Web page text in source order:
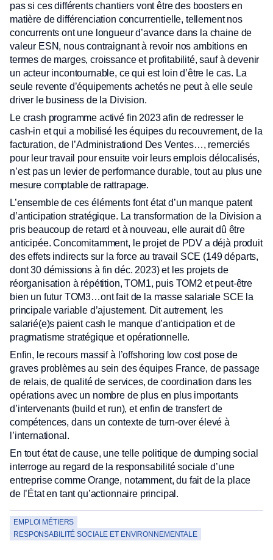
pas si ces différents chantiers vont être des boosters en
matière de différenciation concurrentielle, tellement nos
concurrents ont une longueur d’avance dans la chaine de
valeur ESN, nous contraignant à revoir nos ambitions en
termes de marges, croissance et profitabilité, sauf à devenir
un acteur incontournable, ce qui est loin d’être le cas. La
seule revente d’équipements achetés ne peut à elle seule
driver le business de la Division.
Le crash programme activé fin 2023 afin de redresser le
cash-in et qui a mobilisé les équipes du recouvrement, de la
facturation, de l’Administrationd Des Ventes…, remerciés
pour leur travail pour ensuite voir leurs emplois délocalisés,
n’est pas un levier de performance durable, tout au plus une
mesure comptable de rattrapage.
L’ensemble de ces éléments font état d’un manque patent
d’anticipation stratégique. La transformation de la Division a
pris beaucoup de retard et à nouveau, elle aurait dû être
anticipée. Concomitamment, le projet de PDV a déjà produit
des effets indirects sur la force au travail SCE (149 départs,
dont 30 démissions à fin déc. 2023) et les projets de
réorganisation à répétition, TOM1, puis TOM2 et peut-être
bien un futur TOM3…ont fait de la masse salariale SCE la
principale variable d’ajustement. Dit autrement, les
salarié(e)s paient cash le manque d’anticipation et de
pragmatisme stratégique et opérationnelle.
Enfin, le recours massif à l’offshoring low cost pose de
graves problèmes au sein des équipes France, de passage
de relais, de qualité de services, de coordination dans les
opérations avec un nombre de plus en plus importants
d’intervenants (build et run), et enfin de transfert de
compétences, dans un contexte de turn-over élevé à
l’international.
En tout état de cause, une telle politique de dumping social
interroge au regard de la responsabilité sociale d’une
entreprise comme Orange, notamment, du fait de la place
de l’État en tant qu’actionnaire principal.
EMPLOI MÉTIERS
RESPONSABILITÉ SOCIALE ET ENVIRONNEMENTALE